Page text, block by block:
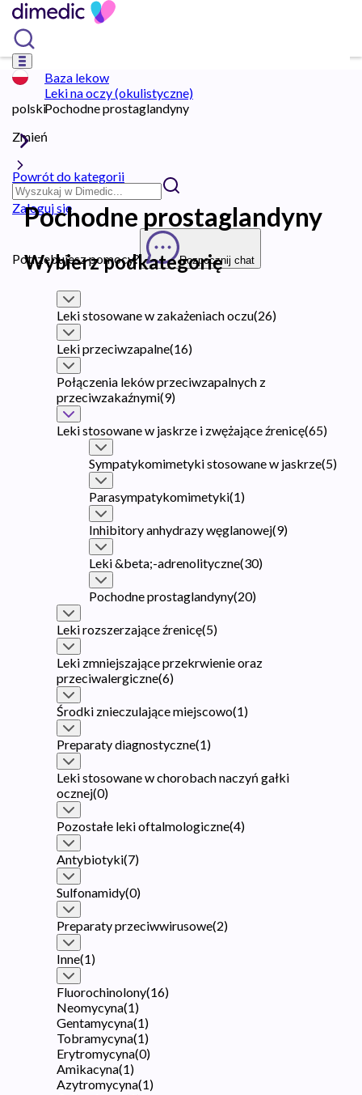
polski
Zmień
Zaloguj się
Potrzebujesz pomocy? Rozpocznij chat
Baza lekow
Leki na oczy (okulistyczne)
Pochodne prostaglandyny
Powrót do kategorii
Pochodne prostaglandyny
Wybierz podkategorię
Leki stosowane w zakażeniach oczu(26)
Leki przeciwzapalne(16)
Połączenia leków przeciwzapalnych z
przeciwzakaźnymi(9)
Leki stosowane w jaskrze i zwężające źrenicę(65)
Sympatykomimetyki stosowane w jaskrze(5)
Parasympatykomimetyki(1)
Inhibitory anhydrazy węglanowej(9)
Leki &beta;-adrenolityczne(30)
Pochodne prostaglandyny(20)
Leki rozszerzające źrenicę(5)
Leki zmniejszające przekrwienie oraz
przeciwalergiczne(6)
Środki znieczulające miejscowo(1)
Preparaty diagnostyczne(1)
Leki stosowane w chorobach naczyń gałki
ocznej(0)
Pozostałe leki oftalmologiczne(4)
Antybiotyki(7)
Sulfonamidy(0)
Preparaty przeciwwirusowe(2)
Inne(1)
Fluorochinolony(16)
Neomycyna(1)
Gentamycyna(1)
Tobramycyna(1)
Erytromycyna(0)
Amikacyna(1)
Azytromycyna(1)